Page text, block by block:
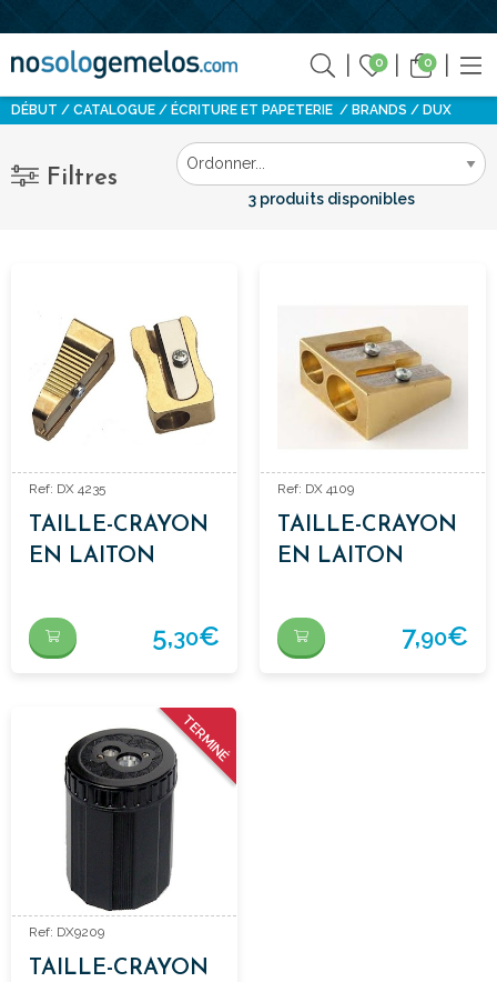
0 0
DÉBUT CATALOGUE ÉCRITURE ET PAPETERIE BRANDS DUX
Filtres
3 produits disponibles
Ref: DX 4235
TAILLE-CRAYON
EN LAITON
1UTILISATION
5,30€
Ref: DX 4109
TAILLE-CRAYON
EN LAITON
UTILISATIONS
7,90€
TERMINÉ
Ref: DX9209
TAILLE-CRAYON